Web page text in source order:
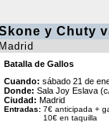
y Chuty
Madrid
Batalla de Gallos
Cuando: sábado 21 de
Donde: Sala Joy Eslava
Ciudad: Madrid
Entradas: 7€ anticipada +
10€ en taquilla